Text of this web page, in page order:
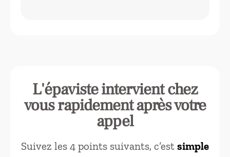
L'épaviste intervient chez
vous rapidement après votre
appel
Suivez les 4 points suivants, c’est simple